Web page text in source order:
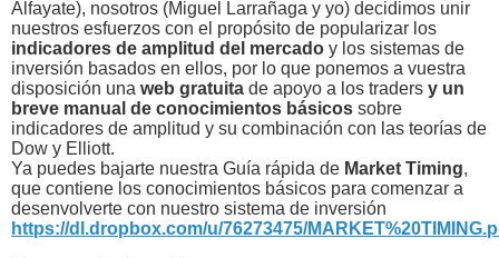
Alfayate), nosotros (Miguel Larrañaga y yo) decidimos unir
nuestros esfuerzos con el propósito de popularizar los
indicadores de amplitud del mercado y los sistemas de
inversión basados en ellos, por lo que ponemos a vuestra
disposición una web gratuita de apoyo a los traders y un
breve manual de conocimientos básicos sobre
indicadores de amplitud y su combinación con las teorías de
Dow y Elliott.
Ya puedes bajarte nuestra Guía rápida de Market Timing,
que contiene los conocimientos básicos para comenzar a
desenvolverte con nuestro sistema de inversión
https://dl.dropbox.com/u/76273475/